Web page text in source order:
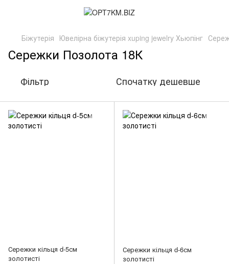
Біжутерія Ювелірна біжутерія xuping jewelry Хьюпінг
Сережки Позолота 18К
Фільтр Спочатку дешевше
Сережки кільця d-5см
золотисті
Сережки кільця d-6см
золотисті